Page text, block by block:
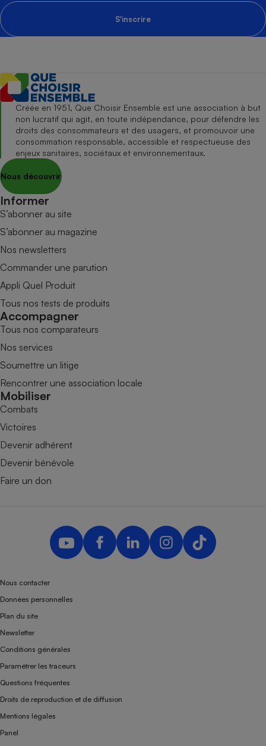
S'inscrire
Créée en 1951, Que Choisir Ensemble est une association à but
non lucratif qui agit, en toute indépendance, pour défendre les
droits des consommateurs et des usagers, et promouvoir une
consommation responsable, accessible et respectueuse des
enjeux sanitaires, sociétaux et environnementaux.
Nous découvrir
Informer
S’abonner au site
S’abonner au magazine
Nos newsletters
Commander une parution
Appli Quel Produit
Tous nos tests de produits
Accompagner
Tous nos comparateurs
Nos services
Soumettre un litige
Rencontrer une association locale
Mobiliser
Combats
Victoires
Devenir adhérent
Devenir bénévole
Faire un don
Nous contacter
Données personnelles
Plan du site
Newsletter
Conditions générales
Paramétrer les traceurs
Questions fréquentes
Droits de reproduction et de diffusion
Mentions légales
Panel